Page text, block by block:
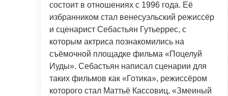
состоит в отношениях с 1996 года. Её
избранником стал венесуэльский режиссёр
и сценарист Себастьян Гутьеррес, с
которым актриса познакомились на
съёмочной площадке фильма «Поцелуй
Иуды». Себастьян написал сценарии для
таких фильмов как «Готика», режиссёром
которого стал Маттьё Кассовиц, «Змеиный